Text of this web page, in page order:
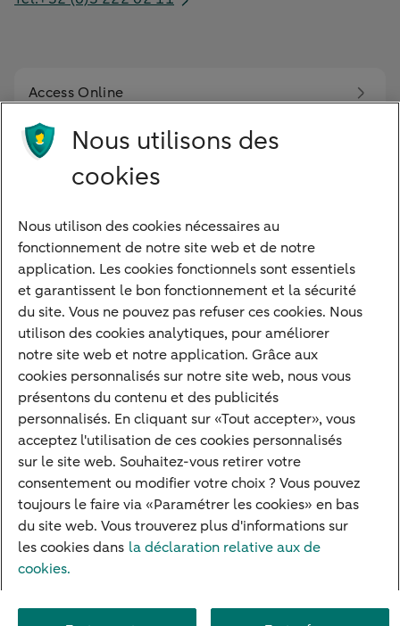
Access Online
Login Cobra
Contact
Prenez rendez-vous
Nos bureaux
Offre d'emploi
Vous avez des questions ?
Contact
Nous utilisons des
cookies
Nous utilison des cookies nécessaires au
fonctionnement de notre site web et de notre
application. Les cookies fonctionnels sont essentiels
et garantissent le bon fonctionnement et la sécurité
du site. Vous ne pouvez pas refuser ces cookies. Nous
utilison des cookies analytiques, pour améliorer
notre site web et notre application. Grâce aux
cookies personnalisés sur notre site web, nous vous
présentons du contenu et des publicités
personnalisés. En cliquant sur «Tout accepter», vous
acceptez l'utilisation de ces cookies personnalisés
sur le site web. Souhaitez-vous retirer votre
consentement ou modifier votre choix ? Vous pouvez
toujours le faire via «Paramétrer les cookies» en bas
du site web. Vous trouverez plus d'informations sur
les cookies dans la déclaration relative aux de
cookies.